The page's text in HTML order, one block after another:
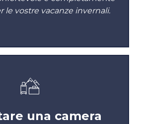
le vostre vacanze invernali.
una camera